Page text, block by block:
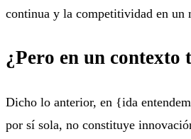
continua y la competitividad en un
¿Pero en un contexto
Dicho lo anterior, en {ida
por sí sola, no constituye